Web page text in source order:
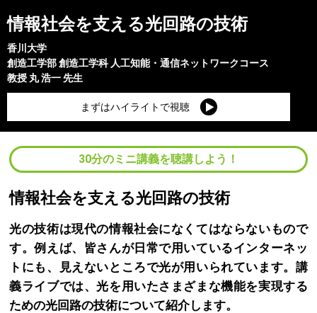
情報社会を支える光回路の技術
香川大学
創造工学部創造工学科 人工知能・通信ネットワークコース
教授 丸 浩一先生
まずはハイライトで視聴
30分のミニ講義を聴講しよう！
情報社会を支える光回路の技術
光の技術は現代の情報社会になくてはならないもので
す。例えば、皆さんが日常で用いているインターネッ
トにも、見えないところで光が用いられています。講
義ライブでは、光を用いたさまざまな機能を実現する
ための光回路の技術について紹介します。